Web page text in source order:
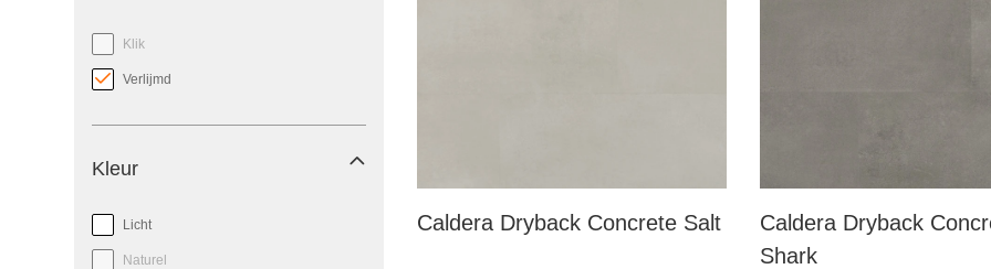
Klik
Verlijmd
Kleur
Licht
Naturel
Caldera Dryback Concrete Salt
Caldera Dryback
Shark